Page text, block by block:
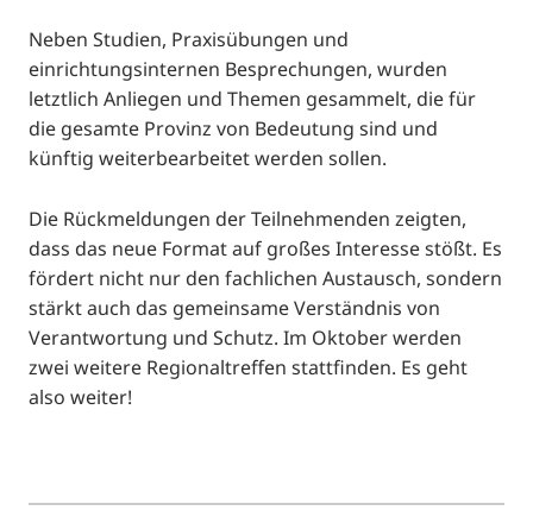
Neben Studien, Praxisübungen und
einrichtungsinternen Besprechungen, wurden
letztlich Anliegen und Themen gesammelt, die für
die gesamte Provinz von Bedeutung sind und
künftig weiterbearbeitet werden sollen.
Die Rückmeldungen der Teilnehmenden zeigten,
dass das neue Format auf großes Interesse stößt. Es
fördert nicht nur den fachlichen Austausch, sondern
stärkt auch das gemeinsame Verständnis von
Verantwortung und Schutz. Im Oktober werden
zwei weitere Regionaltreffen stattfinden. Es geht
also weiter!